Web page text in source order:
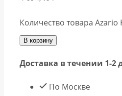
Количество товара
В корзину
Доставка в течении 1-2
По Москве